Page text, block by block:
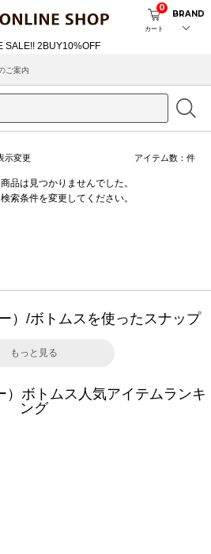
カート
0
BRAND
ご案内
示変更 アイテム数： 件
品は見つかりませんでした。
索条件を変更してください。
）/ボトムスを使ったスナップ
もっと見る
）ボトムス人気アイテムランキ
ング